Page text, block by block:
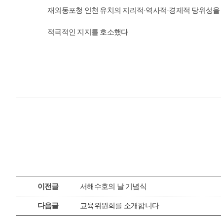
재외동포청 인천 유치의 지리적·역사적·경제적 당위성
적극적인 지지를 호소했다
이전글 서해수호의 날 기념식
다음글 교육위원회를 소개합니다